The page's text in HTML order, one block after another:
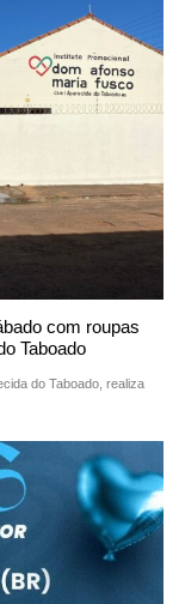
com roupas
Taboado
do Taboado, realiza